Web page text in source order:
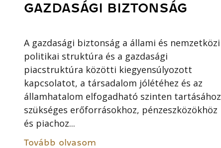
GAZDASÁGI BIZTONSÁG
A gazdasági biztonság a állami és nemzetközi
politikai struktúra és a gazdasági
piacstruktúra közötti kiegyensúlyozott
kapcsolatot, a társadalom jólétéhez és az
államhatalom elfogadható szinten tartásához
szükséges erőforrásokhoz, pénzeszközökhöz
és piachoz...
Tovább olvasom